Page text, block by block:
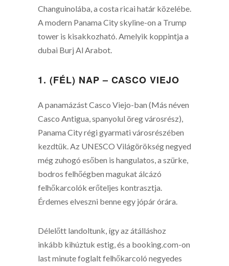
Changuinolába, a costa ricai határ közelébe.
A modern Panama City skyline-on a Trump
tower is kisakkozható. Amelyik koppintja a
dubai Burj Al Arabot.
1. (FÉL) NAP – CASCO VIEJO
A panamázást Casco Viejo-ban (Más néven
Casco Antigua, spanyolul öreg városrész),
Panama City régi gyarmati városrészében
kezdtük. Az UNESCO Világörökség negyed
még zuhogó esőben is hangulatos, a szürke,
bodros felhőégben magukat álcázó
felhőkarcolók erőteljes kontrasztja.
Érdemes elveszni benne egy jópár órára.
Délelőtt landoltunk, így az átálláshoz
inkább kihúztuk estig, és a booking.com-on
last minute foglalt felhőkarcoló negyedes